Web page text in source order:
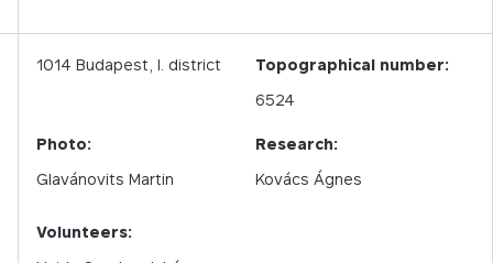
1014 Budapest, I. district
Topographical number:
6524
Photo:
Glavánovits Martin
Research:
Kovács Ágnes
Volunteers: